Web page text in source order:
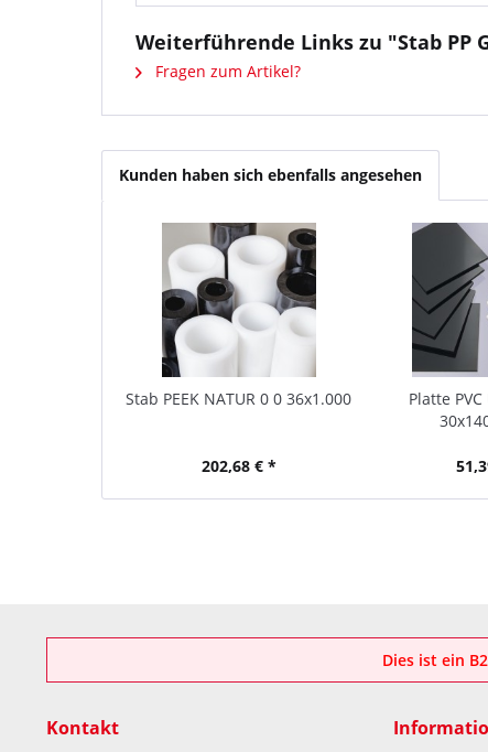
Weiterführende Links zu "Stab PP
Fragen zum Artikel?
Kunden haben sich ebenfalls angesehen
Stab PEEK NATUR 0 0 36x1.000
202,68 € *
Platte PVC
Dies ist ein
Kontakt